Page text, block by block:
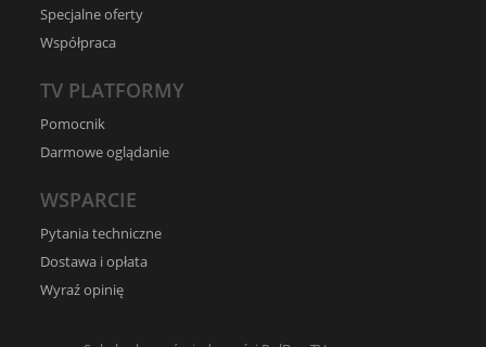
Specjalne oferty
Współpraca
TV PLATFORMY
Pomocnik
Darmowe oglądanie
WSPARCIE
Pytania techniczne
Dostawa i opłata
Wyraź opinię